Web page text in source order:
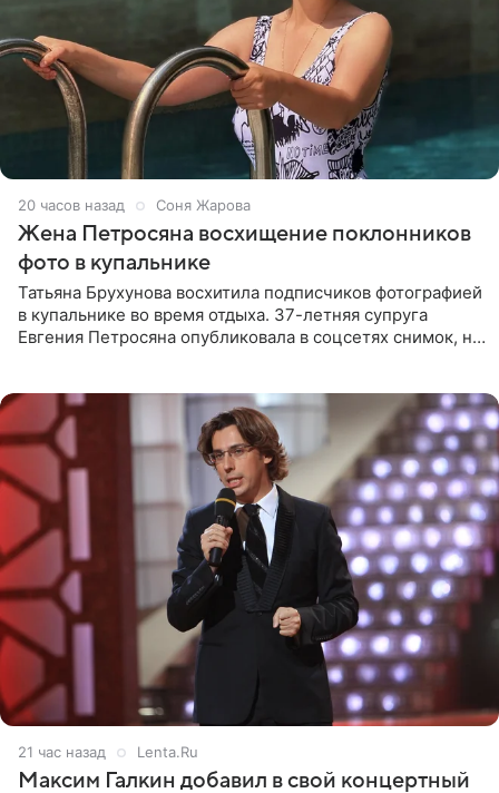
20 часов назад Соня Жарова
Жена Петросяна восхищение поклонников
фото в купальнике
Татьяна Брухунова восхитила подписчиков фотографией
в купальнике во время отдыха. 37-летняя супруга
Евгения Петросяна опубликовала в соцсетях снимок, на
21 час назад Lenta.Ru
Максим Галкин добавил в свой концертный